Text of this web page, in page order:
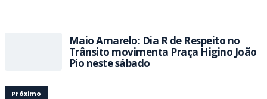
Maio Amarelo: Dia R de Respeito no
Trânsito movimenta Praça Higino João
Pio neste sábado
Próximo